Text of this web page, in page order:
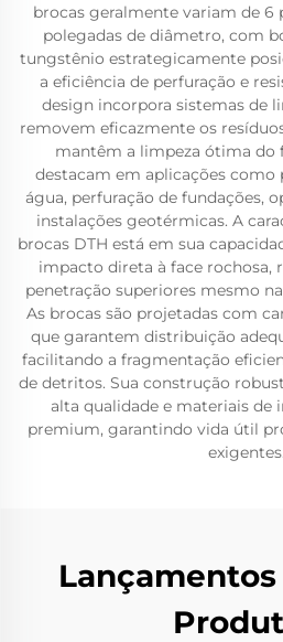
brocas geralmente variam de 6
polegadas de diâmetro, com
tungstênio estrategicamente
a eficiência de perfuração e
design incorpora sistemas de
removem eficazmente os
mantêm a limpeza ótima do
destacam em aplicações como
água, perfuração de fundações,
instalações geotérmicas. A
brocas DTH está em sua
impacto direta à face rochosa,
penetração superiores mesmo
As brocas são projetadas com
que garantem distribuição
facilitando a fragmentação
de detritos. Sua construção
alta qualidade e materiais de
premium, garantindo vida útil
exigentes.